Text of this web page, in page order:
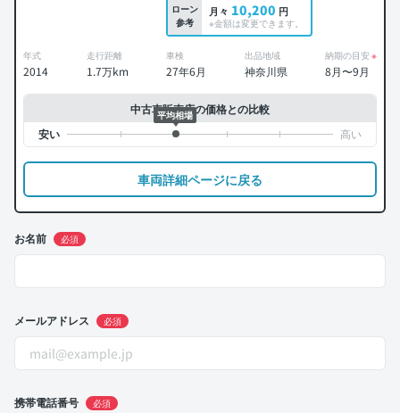
ローン
参考
月々 10,200 円
※金額は変更できます。
年式
2014
走行距離
1.7万km
車検
27年6月
出品地域
神奈川県
納期の目安 ※
8月〜9月
中古車販売店の価格との比較
平均相場
車両詳細ページに戻る
お名前 必須
メールアドレス 必須
携帯電話番号 必須